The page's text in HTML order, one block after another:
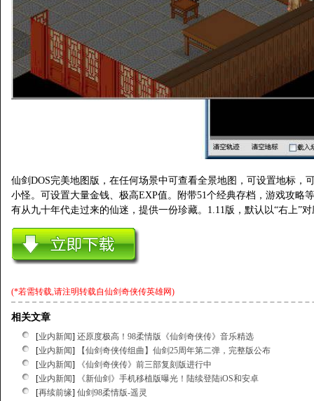
仙剑DOS完美地图版，在任何场景中可查看全景地图，可设置地标，
小怪。可设置大量金钱、极高EXP值。附带51个经典存档，游戏攻略
有从九十年代走过来的仙迷，提供一份珍藏。1.11版，默认以“右上”
(*若需转载,请注明转载自仙剑奇侠传英雄网)
相关文章
[业内新闻] 还原度极高！98柔情版《仙剑奇侠传》音乐精选
[业内新闻]
【仙剑奇侠传组曲】仙剑25周年第二弹，完整版公布
[业内新闻]
《仙剑奇侠传》前三部复刻版进行中
[业内新闻]
《新仙剑》手机移植版曝光！陆续登陆iOS和安卓
[再续前缘] 仙剑98柔情版-遥灵